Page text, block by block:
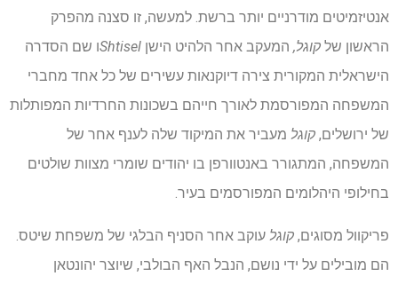
אנטיזמיטים מודרניים יותר ברשת. למעשה, זו סצנה מהפרק
הראשון של קוגל, המעקב אחר הלהיט הישן Shtiselו שם הסדרה
הישראלית המקורית צירה דיוקנאות עשירים של כל אחד מחברי
המשפחה המפורסמת לאורך חייהם בשכונות החרדיות המפותלות
של ירושלים, קוגל מעביר את המיקוד שלה לענף אחר של
המשפחה, המתגורר באנטוורפן בו יהודים שומרי מצוות שולטים
בחילופי היהלומים המפורסמים בעיר.
פריקוול מסוגים, קוגל עוקב אחר הסניף הבלגי של משפחת שיטס.
הם מובילים על ידי נושם, הנבל האף הבולבי, שיוצר יהונטאן